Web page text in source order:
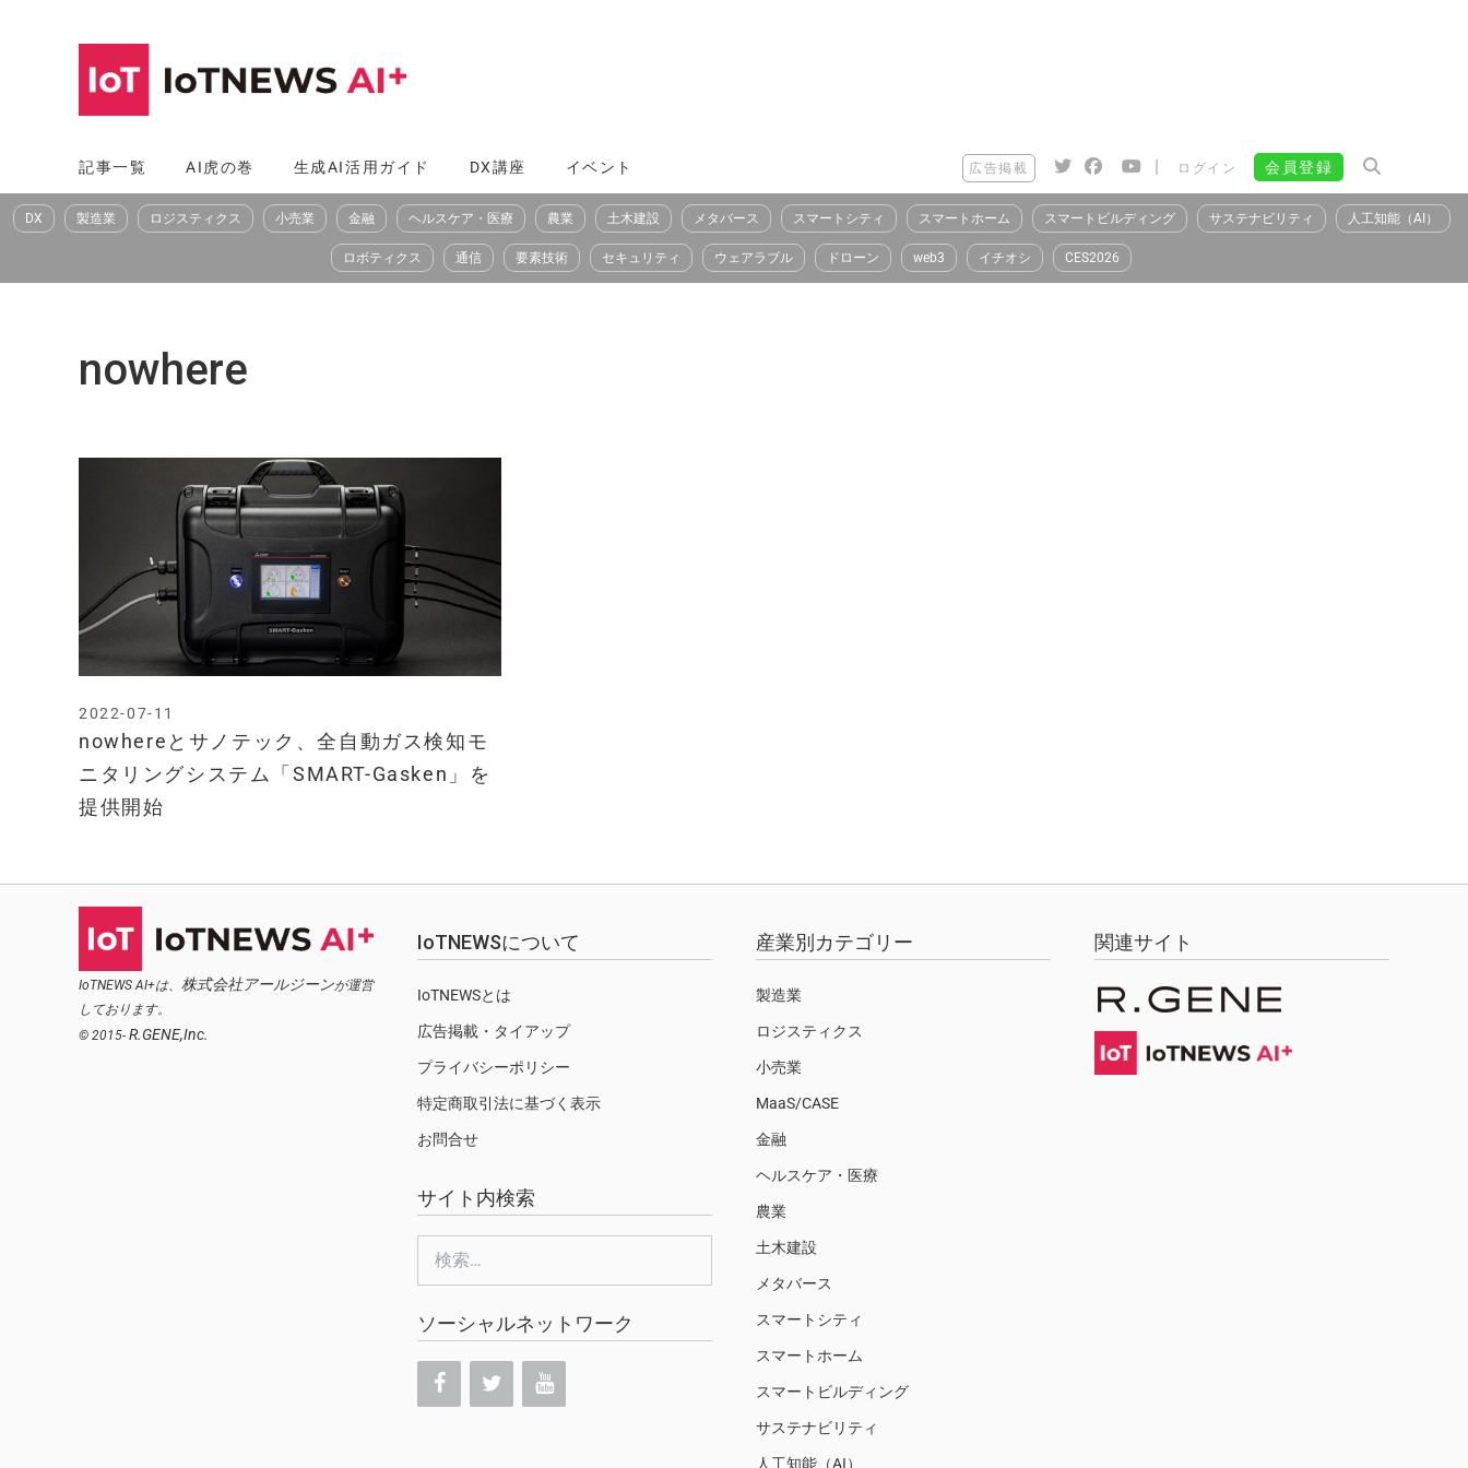
へ
ス
記事一覧 AI虎の巻 生成AI活用ガイド DX講座 イベント 広告掲載 | ログイン 会員登録
DX 製造業 ロジスティクス 小売業 金融 ヘルスケア・医療 農業 土木建設 メタバース スマートシティ スマートホーム スマートビルディング サステナビリティ 人工知能（AI）
ロボティクス 通信 要素技術 セキュリティ ウェアラブル ドローン web3 イチオシ CES2026
nowhere
nowhereとサノテック、全自動ガス検知モ
ニタリングシステム「SMART-Gasken」を
提供開始
2022-07-11
IoTNEWS AI+は、 株式会社アールジーンが運営
しております。
© 2015- R.GENE,Inc.
IoTNEWSについて
IoTNEWSとは
広告掲載・タイアップ
プライバシーポリシー
特定商取引法に基づく表示
お問合せ
サイト内検索
ソーシャルネットワーク
産業別カテゴリー
製造業
ロジスティクス
小売業
MaaS/CASE
金融
ヘルスケア・医療
農業
土木建設
メタバース
スマートシティ
スマートホーム
スマートビルディング
サステナビリティ
人工知能（AI）
関連サイト